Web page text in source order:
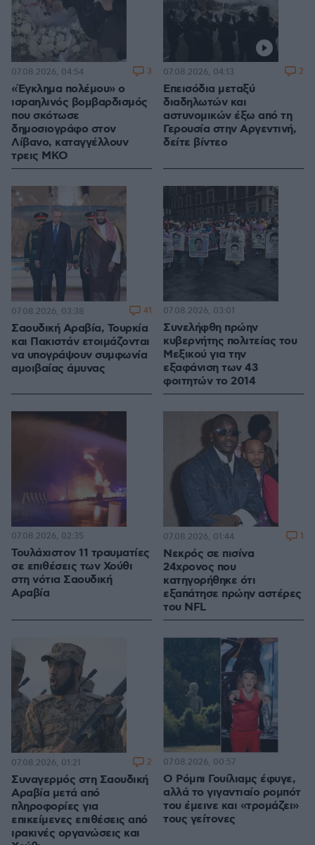
«Έγκλημα πολέμου» ο
ισραηλινός βομβαρδισμός
που σκότωσε
δημοσιογράφο στον
Λίβανο, καταγγέλλουν
τρεις ΜΚΟ
07.08.2026, 04:54 3
Επεισόδια μεταξύ
διαδηλωτών και
αστυνομικών έξω από τη
Γερουσία στην Αργεντινή,
δείτε βίντεο
07.08.2026, 04:13 2
Σαουδική Αραβία, Τουρκία
και Πακιστάν ετοιμάζονται
να υπογράψουν συμφωνία
αμοιβαίας άμυνας
07.08.2026, 03:38 41
Συνελήφθη πρώην
κυβερνήτης πολιτείας του
Μεξικού για την
εξαφάνιση των 43
φοιτητών το 2014
07.08.2026, 03:01
Τουλάχιστον 11 τραυματίες
σε επιθέσεις των Χούθι
στη νότια Σαουδική
Αραβία
07.08.2026, 02:35
Νεκρός σε πισίνα
24χρονος που
κατηγορήθηκε ότι
εξαπάτησε πρώην αστέρες
του NFL
07.08.2026, 01:44 1
Συναγερμός στη Σαουδική
Αραβία μετά από
πληροφορίες για
επικείμενες επιθέσεις από
ιρακινές οργανώσεις και
07.08.2026, 01:21 2
Ο Ρόμπι Γουίλιαμς έφυγε,
αλλά το γιγαντιαίο ρομπότ
του έμεινε και «τρομάζει»
τους γείτονες
07.08.2026, 00:57